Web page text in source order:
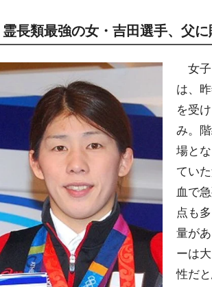
霊長類最強の女・吉田選手、父
女子
は、
を受
み。
場と
てい
血で
点も
量が
ーは
性だ